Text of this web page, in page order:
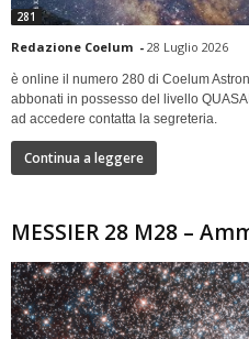
281
Redazione Coelum - 28 Luglio 2026
è online il numero 280 di Coelum
abbonati in possesso del livello
ad accedere contatta la segreteria.
Continua a leggere
MESSIER 28 M28 –